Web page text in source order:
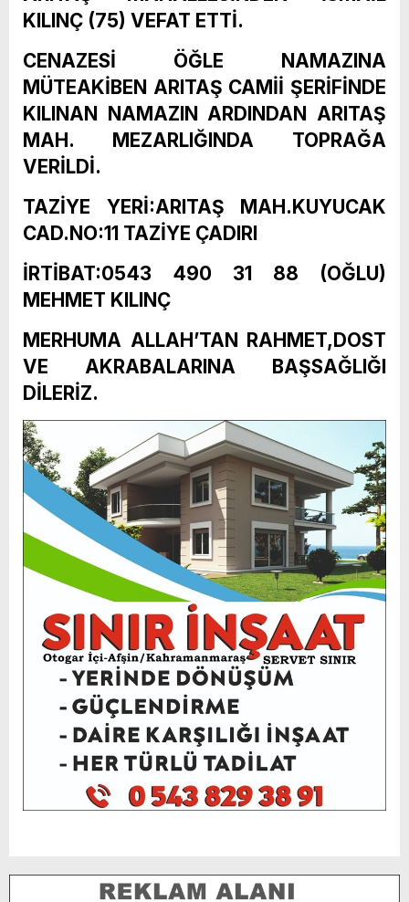
KILINÇ (75) VEFAT ETTİ.
CENAZESİ ÖĞLE NAMAZINA
MÜTEAKİBEN ARITAŞ CAMİİ ŞERİFİNDE
KILINAN NAMAZIN ARDINDAN ARITAŞ
MAH. MEZARLIĞINDA TOPRAĞA
VERİLDİ.
TAZİYE YERİ:ARITAŞ MAH.KUYUCAK
CAD.NO:11 TAZİYE ÇADIRI
İRTİBAT:0543 490 31 88 (OĞLU)
MEHMET KILINÇ
MERHUMA ALLAH’TAN RAHMET,DOST
VE AKRABALARINA BAŞSAĞLIĞI
DİLERİZ.